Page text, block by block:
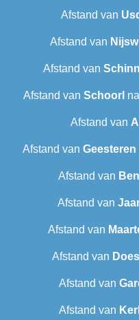
Afstand van
Afstand van
Afstand van
Afstand van Schoorl
Afstand van
Afstand van
Afstand van
Afstand van
Afstand van
Afstand van
Afstand van
Afstand van